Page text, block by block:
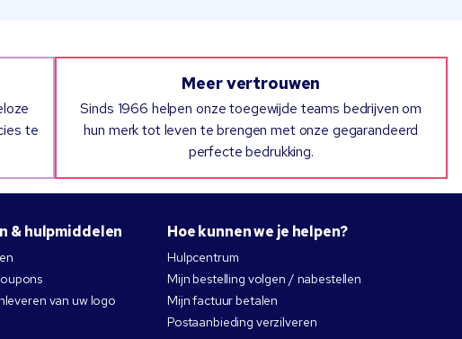
te
Meer vertrouwen
Sinds 1966 helpen onze toegewijde teams bedrijven om
hun merk tot leven te brengen met onze gegarandeerd
perfecte bedrukking.
& hulpmiddelen
van uw logo
Hoe kunnen we je helpen?
Hulpcentrum
Mijn bestelling volgen / nabestellen
Mijn factuur betalen
Postaanbieding verzilveren